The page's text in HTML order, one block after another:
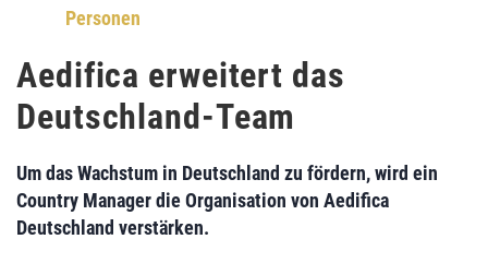
Personen
Aedifica erweitert das
Deutschland-Team
Um das Wachstum in Deutschland zu fördern, wird ein
Country Manager die Organisation von Aedifica
Deutschland verstärken.